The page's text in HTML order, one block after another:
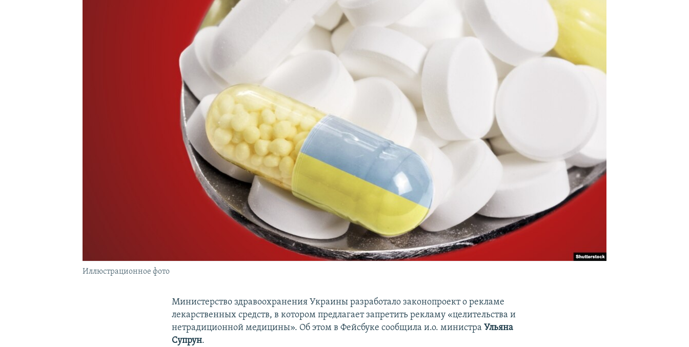
Иллюстрационное фото
Министерство здравоохранения Украины разработало законопроект о рекламе
лекарственных средств, в котором предлагает запретить рекламу «целительства и
нетрадиционной медицины». Об этом в Фейсбуке сообщила и.о. министраУльяна
Супрун.